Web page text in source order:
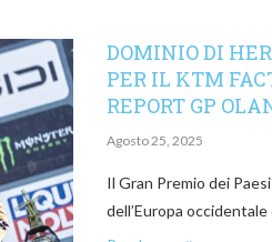
DOMINIO DI
PER IL KTM
REPORT GP
Agosto 25, 2025
Il Gran Premio dei
dell’Europa